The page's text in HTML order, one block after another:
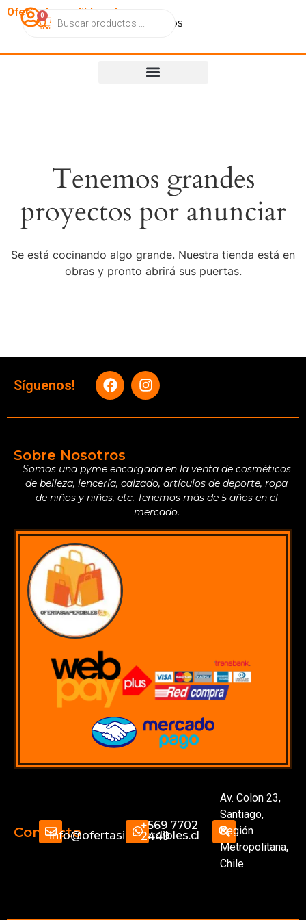
OfertasImperdibles.cl
CatálogoContactoNosotros
0
Tenemos grandes
proyectos por anunciar
Se está cocinando algo grande. Nuestra tienda está en
obras y pronto abrirá sus puertas.
Síguenos!
Sobre Nosotros
Somos una pyme encargada en la venta de cosméticos
de belleza, lencería, calzado, artículos de deporte, ropa
de niños y niñas, etc. Tenemos más de 5 años en el
mercado.
Contactoinfo@ofertasimperdibles.cl
+569 7702
2449
Av. Colon 23,
Santiago,
Región
Metropolitana,
Chile.